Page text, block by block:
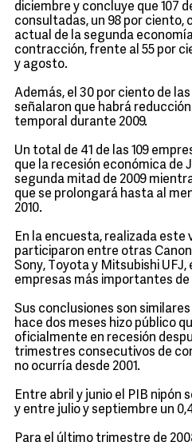
diciembre y concluye que 107
consultadas, un 98 por ciento,
actual de la segunda
contracción, frente al 55 por
y agosto.
Además, el 30 por ciento de
señalaron que habrá
temporal durante 2009.
Un total de 41 de las 109
que la recesión económica de
segunda mitad de 2009
que se prolongará hasta al
2010.
En la encuesta, realizada este
participaron entre otras
Sony, Toyota y Mitsubishi UFJ,
empresas más importantes de
Sus conclusiones son
hace dos meses hizo público
oficialmente en recesión
trimestres consecutivos de
no ocurría desde 2001.
Entre abril y junio el PIB nipón
y entre julio y septiembre un
Para el último trimestre de